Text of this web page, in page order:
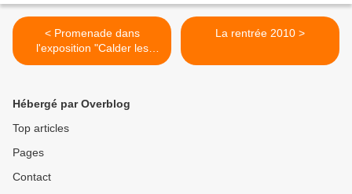
< Promenade dans
l'exposition "Calder les
années parisiennes"
La rentrée 2010 >
Hébergé par Overblog
Top articles
Pages
Contact